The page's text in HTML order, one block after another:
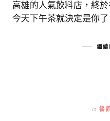
高雄的人氣飲料店，終
今天下午茶就決定是你了
繼
In 餐